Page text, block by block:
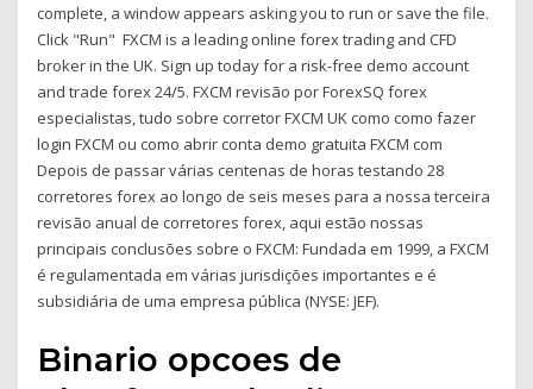
complete, a window appears asking you to run or save the file.
Click "Run" FXCM is a leading online forex trading and CFD
broker in the UK. Sign up today for a risk-free demo account
and trade forex 24/5. FXCM revisão por ForexSQ forex
especialistas, tudo sobre corretor FXCM UK como como fazer
login FXCM ou como abrir conta demo gratuita FXCM com
Depois de passar várias centenas de horas testando 28
corretores forex ao longo de seis meses para a nossa terceira
revisão anual de corretores forex, aqui estão nossas
principais conclusões sobre o FXCM: Fundada em 1999, a FXCM
é regulamentada em várias jurisdições importantes e é
subsidiária de uma empresa pública (NYSE: JEF).
Binario opcoes de